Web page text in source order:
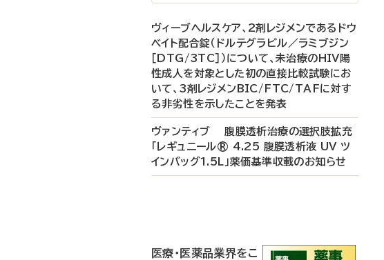
ヴィーブヘルスケア、2剤レジメンであるドウ
ベイト配合錠（ドルテグラビル／ラミブジン
［DTG/3TC］）について、未治療のHIV陽
性成人を対象とした初の直接比較試験にお
いて、3剤レジメンBIC/FTC/TAFに対す
る非劣性を示したことを発表
ヴァンティブ 腹膜透析治療の選択肢拡充
「レギュニール® 4.25 腹膜透析液 UV ツ
インバッグ1.5L」薬価基準収載のお知らせ
医療・医薬品業界をこ